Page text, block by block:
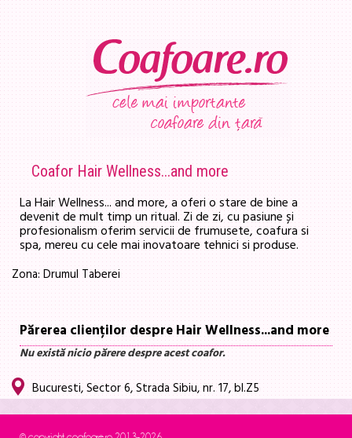
Coafor Hair Wellness...and more
La Hair Wellness... and more, a oferi o stare de bine a
devenit de mult timp un ritual. Zi de zi, cu pasiune și
profesionalism oferim servicii de frumusete, coafura si
spa, mereu cu cele mai inovatoare tehnici si produse.
Zona: Drumul Taberei
Părerea clienților despre Hair Wellness...and more
Nu există nicio părere despre acest coafor.
Bucuresti, Sector 6, Strada Sibiu, nr. 17, bl.Z5